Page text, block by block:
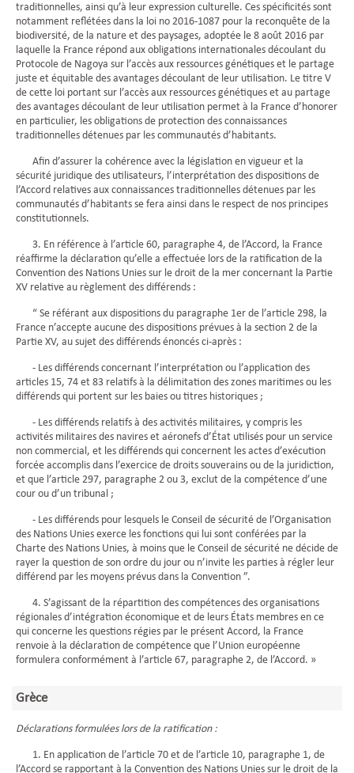
traditionnelles, ainsi qu’à leur expression culturelle. Ces spécificités sont
notamment reflétées dans la loi no 2016-1087 pour la reconquête de la
biodiversité, de la nature et des paysages, adoptée le 8 août 2016 par
laquelle la France répond aux obligations internationales découlant du
Protocole de Nagoya sur l’accès aux ressources génétiques et le partage
juste et équitable des avantages découlant de leur utilisation. Le titre V
de cette loi portant sur l’accès aux ressources génétiques et au partage
des avantages découlant de leur utilisation permet à la France d’honorer
en particulier, les obligations de protection des connaissances
traditionnelles détenues par les communautés d’habitants.
Afin d’assurer la cohérence avec la législation en vigueur et la
sécurité juridique des utilisateurs, l’interprétation des dispositions de
l’Accord relatives aux connaissances traditionnelles détenues par les
communautés d’habitants se fera ainsi dans le respect de nos principes
constitutionnels.
3. En référence à l’article 60, paragraphe 4, de l’Accord, la France
réaffirme la déclaration qu’elle a effectuée lors de la ratification de la
Convention des Nations Unies sur le droit de la mer concernant la Partie
XV relative au règlement des différends :
“ Se référant aux dispositions du paragraphe 1er de l’article 298, la
France n’accepte aucune des dispositions prévues à la section 2 de la
Partie XV, au sujet des différends énoncés ci-après :
- Les différends concernant l’interprétation ou l’application des
articles 15, 74 et 83 relatifs à la délimitation des zones maritimes ou les
différends qui portent sur les baies ou titres historiques ;
- Les différends relatifs à des activités militaires, y compris les
activités militaires des navires et aéronefs d’État utilisés pour un service
non commercial, et les différends qui concernent les actes d’exécution
forcée accomplis dans l’exercice de droits souverains ou de la juridiction,
et que l’article 297, paragraphe 2 ou 3, exclut de la compétence d’une
cour ou d’un tribunal ;
- Les différends pour lesquels le Conseil de sécurité de l’Organisation
des Nations Unies exerce les fonctions qui lui sont conférées par la
Charte des Nations Unies, à moins que le Conseil de sécurité ne décide de
rayer la question de son ordre du jour ou n’invite les parties à régler leur
différend par les moyens prévus dans la Convention ”.
4. S’agissant de la répartition des compétences des organisations
régionales d’intégration économique et de leurs États membres en ce
qui concerne les questions régies par le présent Accord, la France
renvoie à la déclaration de compétence que l’Union européenne
formulera conformément à l’article 67, paragraphe 2, de l’Accord. »
Grèce
Déclarations formulées lors de la ratification :
1. En application de l’article 70 et de l’article 10, paragraphe 1, de
l’Accord se rapportant à la Convention des Nations Unies sur le droit de la